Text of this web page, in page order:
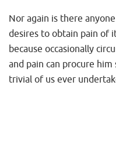
Nor again is there
desires to obtain pain of
because occasionally
and pain can procure
trivial of us ever